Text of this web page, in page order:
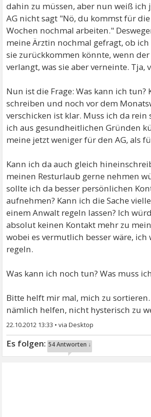
dahin zu müssen, aber nun weiß ich
AG nicht sagt "Nö, du kommst für
Wochen nochmal arbeiten."
meine Ärztin nochmal gefragt, ob
sie zurückkommen könnte, wenn der
verlangt, was sie aber verneinte. Tja,
Nun ist die Frage: Was kann ich
schreiben und noch vor dem
verschicken ist klar. Muss ich da rein
ich aus gesundheitlichen Gründen
meine jetzt weniger für den AG, als
Kann ich da auch gleich
meinen Resturlaub gerne nehmen
sollte ich da besser persönlichen
aufnehmen? Kann ich die Sache
einem Anwalt regeln lassen? Ich
absolut keinen Kontakt mehr zu
wobei es vermutlich besser wäre, ich
regeln.
Was kann ich noch tun? Was muss
Bitte helft mir mal, mich zu
nämlich helfen, nicht hysterisch zu
22.10.2012 13:33 •
54 Antworten ↓